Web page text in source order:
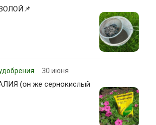
30 июня
(он же сернокислый